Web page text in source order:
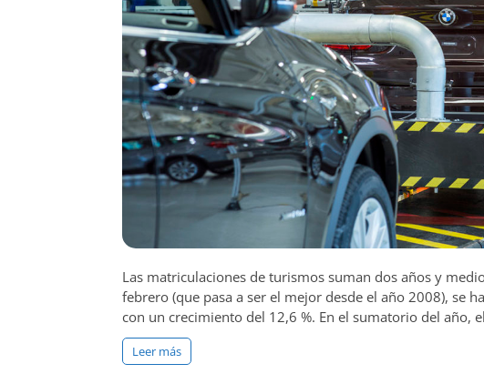
Las matriculaciones de turismos suman dos años y
febrero (que pasa a ser el mejor desde el año 2008), se
con un crecimiento del 12,6 %. En el sumatorio del año,
Leer más